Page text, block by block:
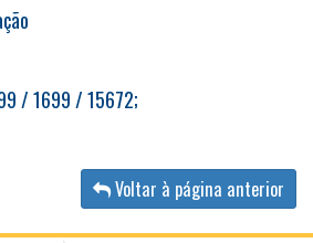
/ 1699 / 15672;
Voltar à página anterior